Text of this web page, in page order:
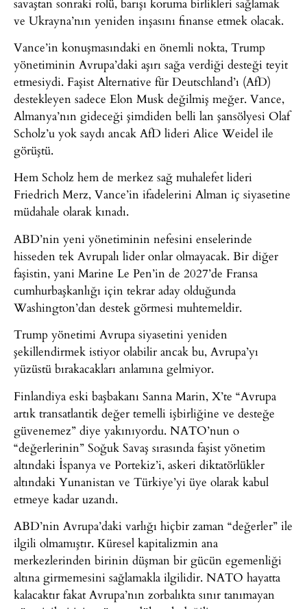
ve Ukrayna’nın yeniden inşasını finanse etmek olacak.
Vance’in konuşmasındaki en önemli nokta, Trump
yönetiminin Avrupa’daki aşırı sağa verdiği desteği teyit
etmesiydi. Faşist Alternative für Deutschland’ı (AfD)
destekleyen sadece Elon Musk değilmiş meğer. Vance,
Almanya’nın gideceği şimdiden belli lan şansölyesi Olaf
Scholz’u yok saydı ancak AfD lideri Alice Weidel ile
görüştü.
Hem Scholz hem de merkez sağ muhalefet lideri
Friedrich Merz, Vance’in ifadelerini Alman iç siyasetine
müdahale olarak kınadı.
ABD’nin yeni yönetiminin nefesini enselerinde
hisseden tek Avrupalı lider onlar olmayacak. Bir diğer
faşistin, yani Marine Le Pen’in de 2027’de Fransa
cumhurbaşkanlığı için tekrar aday olduğunda
Washington’dan destek görmesi muhtemeldir.
Trump yönetimi Avrupa siyasetini yeniden
şekillendirmek istiyor olabilir ancak bu, Avrupa’yı
yüzüstü bırakacakları anlamına gelmiyor.
Finlandiya eski başbakanı Sanna Marin, X’te “Avrupa
artık transatlantik değer temelli işbirliğine ve desteğe
güvenemez” diye yakınıyordu. NATO’nun o
“değerlerinin” Soğuk Savaş sırasında faşist yönetim
altındaki İspanya ve Portekiz’i, askeri diktatörlükler
altındaki Yunanistan ve Türkiye’yi üye olarak kabul
etmeye kadar uzandı.
ABD’nin Avrupa’daki varlığı hiçbir zaman “değerler” ile
ilgili olmamıştır. Küresel kapitalizmin ana
merkezlerinden birinin düşman bir gücün egemenliği
altına girmemesini sağlamakla ilgilidir. NATO hayatta
kalacaktır fakat Avrupa’nın zorbalıkta sınır tanımayan